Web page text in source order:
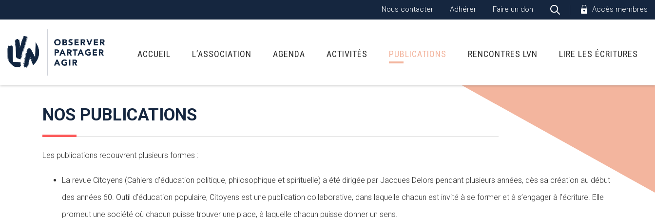
Nous contacter Adhérer Faire un don Accès membres
ACCUEIL L’ASSOCIATION AGENDA ACTIVITÉS PUBLICATIONS RENCONTRES LVN LIRE LES ÉCRITURES
NOS PUBLICATIONS
Les publications recouvrent plusieurs formes :
La revue Citoyens (Cahiers d’éducation politique, philosophique et spirituelle) a été dirigée par Jacques Delors pendant plusieurs années, dès sa création au début
des années 60. Outil d’éducation populaire, Citoyens est une publication collaborative, dans laquelle chacun est invité à se former et à s’engager à l’écriture. Elle
promeut une société où chacun puisse trouver une place, à laquelle chacun puisse donner un sens.